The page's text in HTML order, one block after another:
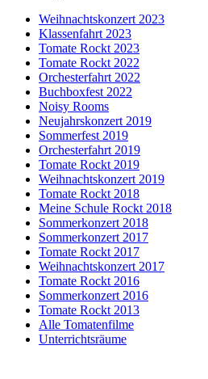
Weihnachtskonzert 2023
Klassenfahrt 2023
Tomate Rockt 2023
Tomate Rockt 2022
Orchesterfahrt 2022
Buchboxfest 2022
Noisy Rooms
Neujahrskonzert 2019
Sommerfest 2019
Orchesterfahrt 2019
Tomate Rockt 2019
Weihnachtskonzert 2019
Tomate Rockt 2018
Meine Schule Rockt 2018
Sommerkonzert 2018
Sommerkonzert 2017
Tomate Rockt 2017
Weihnachtskonzert 2017
Tomate Rockt 2016
Sommerkonzert 2016
Tomate Rockt 2013
Alle Tomatenfilme
Unterrichtsräume